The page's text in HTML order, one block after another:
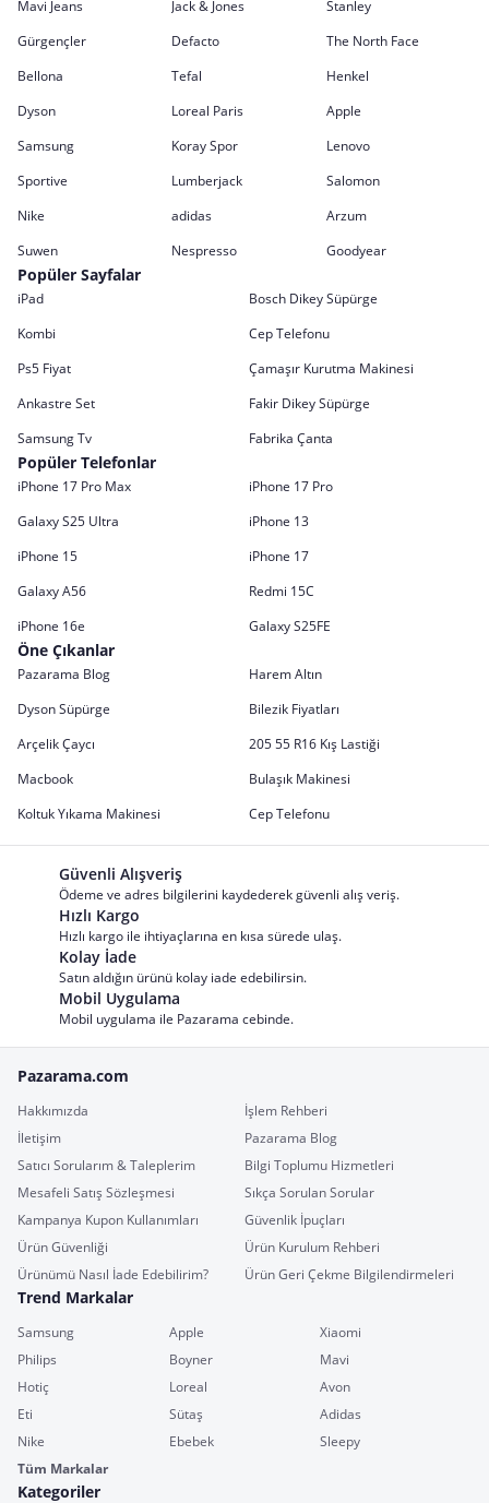
Mavi Jeans
Jack & Jones
Stanley
Gürgençler
Defacto
The North Face
Bellona
Tefal
Henkel
Dyson
Loreal Paris
Apple
Samsung
Koray Spor
Lenovo
Sportive
Lumberjack
Salomon
Nike
adidas
Arzum
Suwen
Nespresso Goodyear
Popüler Sayfalar
iPad
Bosch Dikey Süpürge
Kombi
Cep Telefonu
Ps5 Fiyat
Çamaşır Kurutma Makinesi
Ankastre Set
Fakir Dikey Süpürge
Samsung Tv
Fabrika Çanta
Popüler Telefonlar
iPhone 17 Pro Max
iPhone 17 Pro
Galaxy S25 Ultra
iPhone 13
iPhone 15
iPhone 17
Galaxy A56
Redmi 15C
iPhone 16e
Galaxy S25FE
Öne Çıkanlar
Pazarama Blog
Harem Altın
Dyson Süpürge
Bilezik Fiyatları
Arçelik Çaycı
205 55 R16 Kış Lastiği
Macbook
Bulaşık Makinesi
Koltuk Yıkama Makinesi
Cep Telefonu
Güvenli Alışveriş
Ödeme ve adres bilgilerini kaydederek güvenli alış veriş.
Hızlı Kargo
Hızlı kargo ile ihtiyaçlarına en kısa sürede ulaş.
Kolay İade
Satın aldığın ürünü kolay iade edebilirsin.
Mobil Uygulama
Mobil uygulama ile Pazarama cebinde.
Pazarama.com
Hakkımızda
İşlem Rehberi
İletişim
Pazarama Blog
Satıcı Sorularım & Taleplerim
Bilgi Toplumu Hizmetleri
Mesafeli Satış Sözleşmesi
Sıkça Sorulan Sorular
Kampanya Kupon Kullanımları
Güvenlik İpuçları
Ürün Güvenliği
Ürün Kurulum Rehberi
Ürünümü Nasıl İade Edebilirim?
Ürün Geri Çekme Bilgilendirmeleri
Trend Markalar
Samsung Apple
Xiaomi
Philips
Boyner
Mavi
Hotiç
Loreal
Avon
Eti
Sütaş
Adidas
Nike
Ebebek
Sleepy
Tüm Markalar
Kategoriler